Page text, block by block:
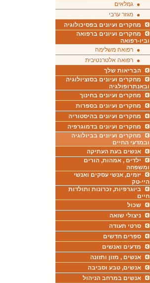
גמלאים
מגזר ערבי
מחקרים ועיונים בפסיכולוגיה
מחקרים ועיונים ברפואה
וביו-רפואה
רפואה משלימה
רפואה אלטרנטיבית
הבריאות שלך
מחקרים ועיונים בסוציולוגיה
ובאנתרופולגיה
מחקרים ועיונים בחינוך
מחקרים ועיונים בספרות
מחקרים ועיונים בהיסטוריה
מחקרים ועיונים בדמוגרפיה
מחקרים ועיונים בביולוגיה
ובמדעי החיים
אנשים בעת העתיקה
ילדים , אמהות, הורים
ומשפחה
יזמים, אנשי עסקים ואנשי
היי-טק
ביוגרפיות, זכרונות ותולדות
חיים
שכול
ניצולי שואה
סרטי תעודה
ספרים חדשים
מדעים ואנשים
אנשים , מזון ותזונה
אנשים, טבע וסביבה
אנשים במרחב הניהול